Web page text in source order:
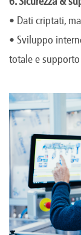
• Dati criptati,
• Sviluppo
totale e